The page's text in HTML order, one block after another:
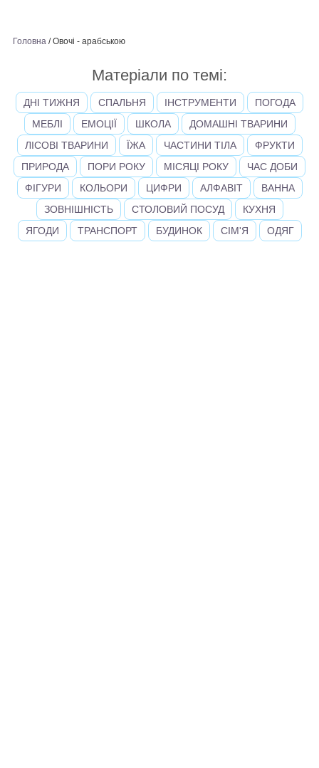
Головна / Овочі - арабською
Матеріали по темі:
ДНІ ТИЖНЯ СПАЛЬНЯ ІНСТРУМЕНТИ
ПОГОДА
МЕБЛІ
ЕМОЦІЇ ШКОЛА
ДОМАШНІ ТВАРИНИ
ЛІСОВІ ТВАРИНИ
ЇЖА ЧАСТИНИ ТІЛА
ФРУКТИ
ПРИРОДА
ПОРИ РОКУ МІСЯЦІ РОКУ
ЧАС ДОБИ
ФІГУРИ
КОЛЬОРИ ЦИФРИ АЛФАВІТ
ВАННА
ЗОВНІШНІСТЬ
СТОЛОВИЙ ПОСУД
КУХНЯ
ЯГОДИ
ТРАНСПОРТ БУДИНОК СІМ'Я ОДЯГ